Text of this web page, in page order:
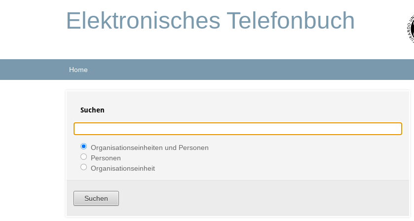
Elektronisches Telefonbuch
Home
Suchen
Organisationseinheiten und Personen
Personen
Organisationseinheit